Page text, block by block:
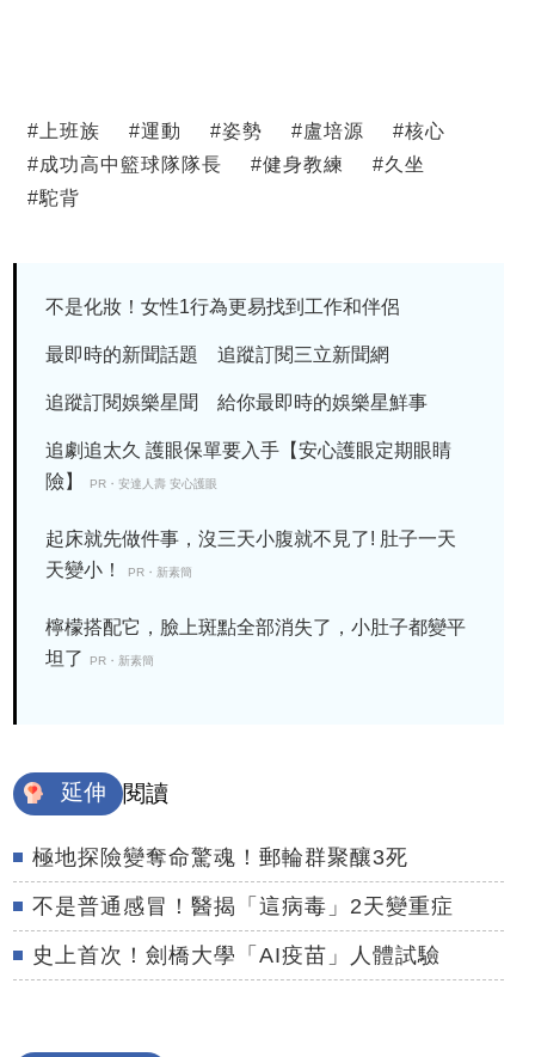
# 上班族 #運動 #姿勢 #盧培源 #核心
#成功高中籃球隊隊長 #健身教練 #久坐
#駝背
不是化妝！女性1行為更易找到工作和伴侶
最即時的新聞話題 追蹤訂閱三立新聞網
追蹤訂閱娛樂星聞 給你最即時的娛樂星鮮事
追劇追太久 護眼保單要入手【安心護眼定期眼睛
險】
PR・安達人壽 安心護眼
起床就先做件事，沒三天小腹就不見了! 肚子一天
天變小！
PR・新素簡
檸檬搭配它，臉上斑點全部消失了，小肚子都變平
坦了
PR・新素簡
延伸 閱讀
極地探險變奪命驚魂！郵輪群聚釀3死
不是普通感冒！醫揭「這病毒」2天變重症
史上首次！劍橋大學「AI疫苗」人體試驗